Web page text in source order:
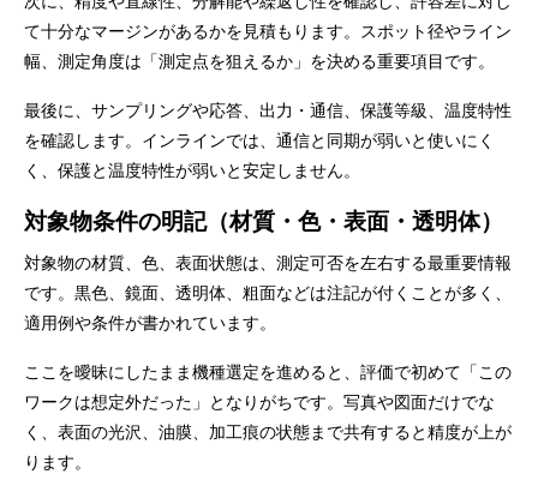
て十分なマージンがあるかを見積もります。スポット径やライン
幅、測定角度は「測定点を狙えるか」を決める重要項目です。
最後に、サンプリングや応答、出力・通信、保護等級、温度特性
を確認します。インラインでは、通信と同期が弱いと使いにく
く、保護と温度特性が弱いと安定しません。
対象物条件の明記（材質・色・表面・透明体）
対象物の材質、色、表面状態は、測定可否を左右する最重要情報
です。黒色、鏡面、透明体、粗面などは注記が付くことが多く、
適用例や条件が書かれています。
ここを曖昧にしたまま機種選定を進めると、評価で初めて「この
ワークは想定外だった」となりがちです。写真や図面だけでな
く、表面の光沢、油膜、加工痕の状態まで共有すると精度が上が
ります。